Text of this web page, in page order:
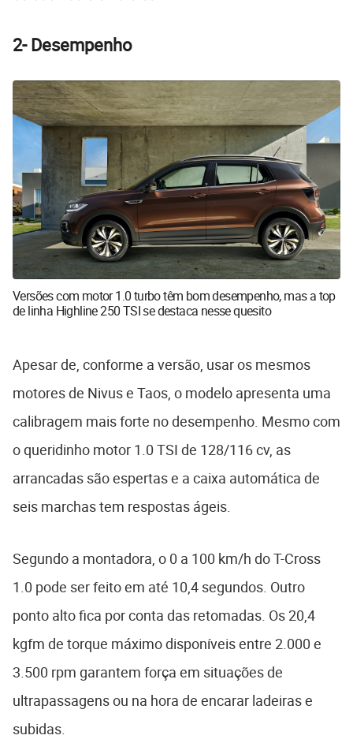
2- Desempenho
Versões com motor 1.0 turbo têm bom desempenho, mas a top
de linha Highline 250 TSI se destaca nesse quesito
Apesar de, conforme a versão, usar os mesmos
motores de Nivus e Taos, o modelo apresenta uma
calibragem mais forte no desempenho. Mesmo com
o queridinho motor 1.0 TSI de 128/116 cv, as
arrancadas são espertas e a caixa automática de
seis marchas tem respostas ágeis.
Segundo a montadora, o 0 a 100 km/h do T-Cross
1.0 pode ser feito em até 10,4 segundos. Outro
ponto alto fica por conta das retomadas. Os 20,4
kgfm de torque máximo disponíveis entre 2.000 e
3.500 rpm garantem força em situações de
ultrapassagens ou na hora de encarar ladeiras e
subidas.